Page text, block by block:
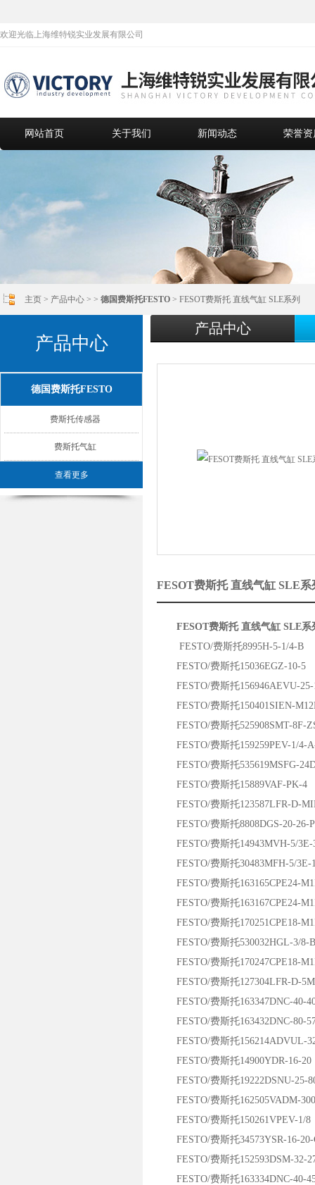
欢迎光临上海维特锐实业发展有限公司
网站首页 关于我们 新闻动态 荣誉资
主页 > 产品中心 > > 德国费斯托FESTO > FESOT费斯托 直线气缸 SLE系列
产品中心
德国费斯托FESTO
费斯托传感器
费斯托气缸
查看更多
产品中心
FESOT费斯托 直线气缸 SLE
FESOT费斯托 直线气缸 SLE系
FESTO/费斯托8995H-5-1/4-B
FESTO/费斯托15036EGZ-10-5
FESTO/费斯托156946AEVU-25-
FESTO/费斯托150401SIEN-
FESTO/费斯托525908SMT-8F-
FESTO/费斯托159259PEV-1/4-
FESTO/费斯托535619MSFG-
FESTO/费斯托15889VAF-PK-4
FESTO/费斯托123587LFR-D-
FESTO/费斯托8808DGS-20-26-
FESTO/费斯托14943MVH-5/3E-
FESTO/费斯托30483MFH-5/3E-
FESTO/费斯托163165CPE24-
FESTO/费斯托163167CPE24-
FESTO/费斯托170251CPE18-
FESTO/费斯托530032HGL-3/8-B
FESTO/费斯托170247CPE18-
FESTO/费斯托127304LFR-D-
FESTO/费斯托163347DNC-40-
FESTO/费斯托163432DNC-80-
FESTO/费斯托156214ADVUL-
FESTO/费斯托14900YDR-16-20
FESTO/费斯托19222DSNU-25-
FESTO/费斯托162505VADM-300
FESTO/费斯托150261VPEV-1/8
FESTO/费斯托34573YSR-16-20-
FESTO/费斯托152593DSM-32-
FESTO/费斯托163334DNC-40-